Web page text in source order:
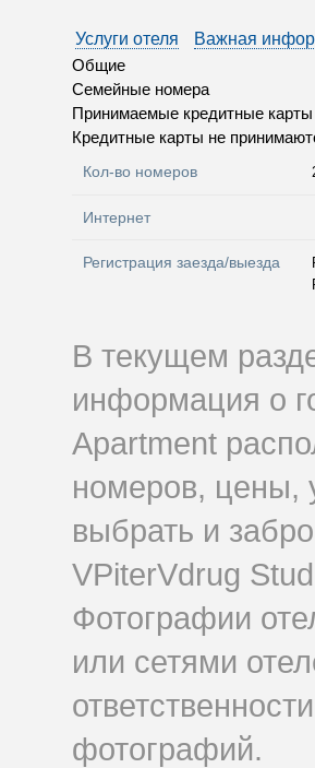
Услуги отеля
Важная
Общие
Семейные номера
Принимаемые кредитные карты
Кредитные карты не
Кол-во номеров
Интернет
Регистрация заезда/выезда
В текущем
информация о
Apartment
номеров, цены,
выбрать и
VPiterVdrug
Фотографии
или сетями
фотографий.